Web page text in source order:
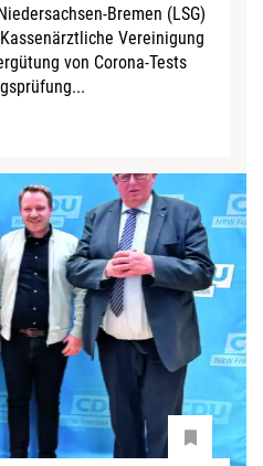
Bremen (LSG)
Vereinigung
von Corona-Tests